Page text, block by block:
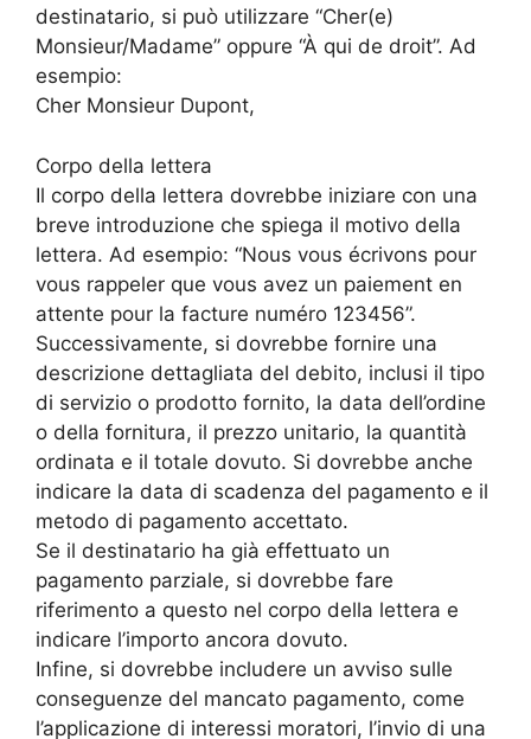
destinatario, si può utilizzare “Cher(e)
Monsieur/Madame” oppure “À qui de droit”. Ad
esempio:
Cher Monsieur Dupont,
Corpo della lettera
Il corpo della lettera dovrebbe iniziare con una
breve introduzione che spiega il motivo della
lettera. Ad esempio: “Nous vous écrivons pour
vous rappeler que vous avez un paiement en
attente pour la facture numéro 123456”.
Successivamente, si dovrebbe fornire una
descrizione dettagliata del debito, inclusi il tipo
di servizio o prodotto fornito, la data dell’ordine
o della fornitura, il prezzo unitario, la quantità
ordinata e il totale dovuto. Si dovrebbe anche
indicare la data di scadenza del pagamento e il
metodo di pagamento accettato.
Se il destinatario ha già effettuato un
pagamento parziale, si dovrebbe fare
riferimento a questo nel corpo della lettera e
indicare l’importo ancora dovuto.
Infine, si dovrebbe includere un avviso sulle
conseguenze del mancato pagamento, come
l’applicazione di interessi moratori, l’invio di una